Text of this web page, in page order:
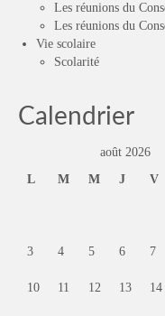
Les réunions du
Les réunions du
Vie scolaire
Scolarité
Calendrier
août 2026
L
M M J V
3 4 5 6 7
10 11 12 13 14